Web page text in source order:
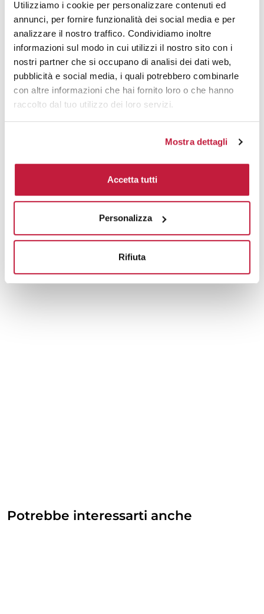
Utilizziamo i cookie per personalizzare contenuti ed
annunci, per fornire funzionalità dei social media e per
analizzare il nostro traffico. Condividiamo inoltre
informazioni sul modo in cui utilizzi il nostro sito con i
nostri partner che si occupano di analisi dei dati web,
pubblicità e social media, i quali potrebbero combinarle
con altre informazioni che hai fornito loro o che hanno
raccolto dal tuo utilizzo dei loro servizi.
Mostra dettagli
Accetta tutti
Personalizza
Rifiuta
Tecniche di stampa
Area di personalizzazione
Domande e risposte
Prodotti alternativi
Potrebbe interessarti anche